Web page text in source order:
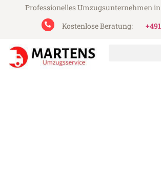
Professionelles Umzugsunternehmen
Kostenlose Beratung: